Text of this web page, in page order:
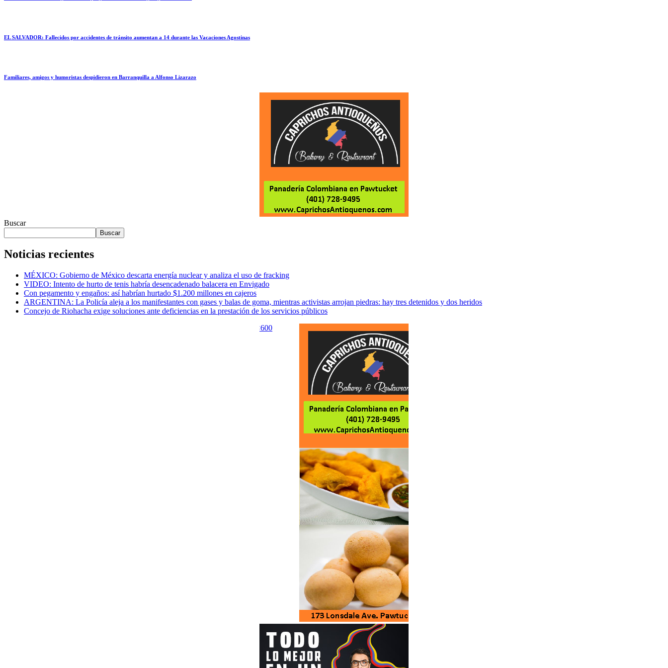
EL SALVADOR: Fallecidos por accidentes de tránsito aumentan a 14 durante las Vacaciones Agostinas
Familiares, amigos y humoristas despidieron en Barranquilla a Alfonso Lizarazo
Buscar
Buscar
Noticias recientes
MÉXICO: Gobierno de México descarta energía nuclear y analiza el uso de fracking
VIDEO: Intento de hurto de tenis habría desencadenado balacera en Envigado
Con pegamento y engaños: así habrían hurtado $1.200 millones en cajeros
ARGENTINA: La Policía aleja a los manifestantes con gases y balas de goma, mientras activistas arrojan piedras: hay tres detenidos y dos heridos
Concejo de Riohacha exige soluciones ante deficiencias en la prestación de los servicios públicos